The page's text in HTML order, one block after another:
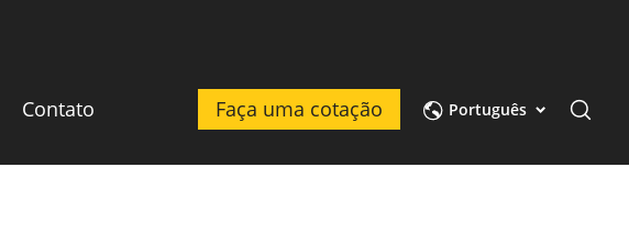
Contato Faça uma cotação Português